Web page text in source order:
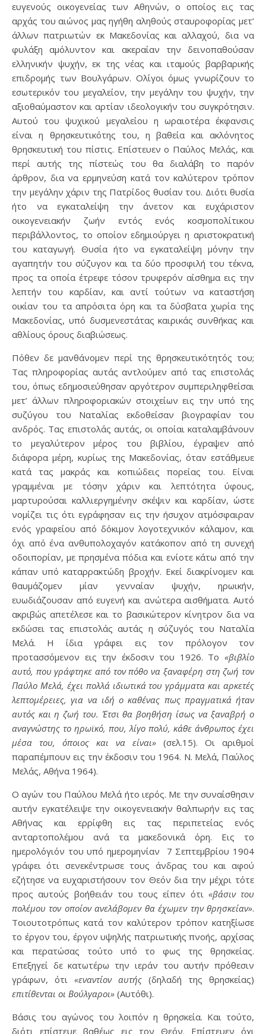
ευγενούς οικογενείας των Αθηνών, ο οποίος εις τας
αρχάς του αιώνος μας ηγήθη αληθούς σταυροφορίας μετ’
άλλων πατριωτών εκ Μακεδονίας και αλλαχού, δια να
φυλάξη αμόλυντον και ακεραίαν την δεινοπαθούσαν
ελληνικήν ψυχήν, εκ της νέας και ιταμούς βαρβαρικής
επιδρομής των Βουλγάρων. Ολίγοι όμως γνωρίζουν το
εσωτερικόν του μεγαλείον, την μεγάλην του ψυχήν, την
αξιοθαύμαστον και αρτίαν ιδεολογικήν του συγκρότησιν.
Αυτού του ψυχικού μεγαλείου η ωραιοτέρα έκφανσις
είναι η θρησκευτικότης του, η βαθεία και ακλόνητος
θρησκευτική του πίστις. Επίστευεν ο Παύλος Μελάς, και
περί αυτής της πίστεώς του θα διαλάβη το παρόν
άρθρον, δια να ερμηνεύση κατά τον καλύτερον τρόπον
την μεγάλην χάριν της Πατρίδος θυσίαν του. Διότι θυσία
ήτο να εγκαταλείψη την άνετον και ευχάριστον
οικογενειακήν ζωήν εντός ενός κοσμοπολίτικου
περιβάλλοντος, το οποίον εδημιούργει η αριστοκρατική
του καταγωγή. Θυσία ήτο να εγκαταλείψη μόνην την
αγαπητήν του σύζυγον και τα δύο προσφιλή του τέκνα,
προς τα οποία έτρεφε τόσον τρυφερόν αίσθημα εις την
λεπτήν του καρδίαν, και αντί τούτων να καταστήση
οικίαν του τα απρόσιτα όρη και τα δύσβατα χωρία της
Μακεδονίας, υπό δυσμενεστάτας καιρικάς συνθήκας και
αθλίους όρους διαβιώσεως.
Πόθεν δε μανθάνομεν περί της θρησκευτικότητός του;
Τας πληροφορίας αυτάς αντλούμεν από τας επιστολάς
του, όπως εδημοσιεύθησαν αργότερον συμπεριληφθείσαι
μετ’ άλλων πληροφοριακών στοιχείων εις την υπό της
συζύγου του Ναταλίας εκδοθείσαν βιογραφίαν του
ανδρός. Τας επιστολάς αυτάς, οι οποίαι καταλαμβάνουν
το μεγαλύτερον μέρος του βιβλίου, έγραψεν από
διάφορα μέρη, κυρίως της Μακεδονίας, όταν εστάθμευε
κατά τας μακράς και κοπιώδεις πορείας του. Είναι
γραμμέναι με τόσην χάριν και λεπτότητα ύφους,
μαρτυρούσαι καλλιεργημένην σκέψιν και καρδίαν, ώστε
νομίζει τις ότι εγράφησαν εις την ήσυχον ατμόσφαιραν
ενός γραφείου από δόκιμον λογοτεχνικόν κάλαμον, και
όχι από ένα ανθυπολοχαγόν κατάκοπον από τη συνεχή
οδοιπορίαν, με πρησμένα πόδια και ενίοτε κάτω από την
κάπαν υπό καταρρακτώδη βροχήν. Εκεί διακρίνομεν και
θαυμάζομεν μίαν γενναίαν ψυχήν, ηρωικήν,
ευωδιάζουσαν από ευγενή και ανώτερα αισθήματα. Αυτό
ακριβώς απετέλεσε και το βασικώτερον κίνητρον δια να
εκδώσει τας επιστολάς αυτάς η σύζυγός του Ναταλία
Μελά. Η ίδια γράφει εις τον πρόλογον τον
προτασσόμενον εις την έκδοσιν του 1926. Το «βιβλίο
αυτό, που γράφτηκε από τον πόθο να ξαναφέρη στη ζωή τον
Παύλο Μελά, έχει πολλά ιδιωτικά του γράμματα και αρκετές
λεπτομέρειες, για να ιδή ο καθένας πως πραγματικά ήταν
αυτός και η ζωή του. Έτσι θα βοηθήση ίσως να ξαναβρή ο
αναγνώστης το ηρωϊκό, που, λίγο πολύ, κάθε άνθρωπος έχει
μέσα του, όποιος και να είναι» (σελ.15). Οι αριθμοί
παραπέμπουν εις την έκδοσιν του 1964. Ν. Μελά, Παύλος
Μελάς, Αθήνα 1964).
Ο αγών του Παύλου Μελά ήτο ιερός. Με την συναίσθησιν
αυτήν εγκατέλειψε την οικογενειακήν θαλπωρήν εις τας
Αθήνας και ερρίφθη εις τας περιπετείας ενός
ανταρτοπολέμου ανά τα μακεδονικά όρη. Εις το
ημερολόγιόν του υπό ημερομηνίαν 7 Σεπτεμβρίου 1904
γράφει ότι σενεκέντρωσε τους άνδρας του και αφού
εζήτησε να ευχαριστήσουν τον Θεόν δια την μέχρι τότε
προς αυτούς βοήθειάν του τους είπεν ότι «βάσιν του
πολέμου τον οποίον ανελάβομεν θα έχωμεν την θρησκείαν».
Τοιουτοτρόπως κατά τον καλύτερον τρόπον κατηξίωσε
το έργον του, έργον υψηλής πατριωτικής πνοής, αρχίσας
και περατώσας τούτο υπό το φως της θρησκείας.
Επεξηγεί δε κατωτέρω την ιεράν του αυτήν πρόθεσιν
γράφων, ότι «εναντίον αυτής (δηλαδή της θρησκείας)
επιτίθενται οι Βούλγαροι» (Αυτόθι).
Βάσις του αγώνος του λοιπόν η θρησκεία. Και τούτο,
διότι επίστευε βαθέως εις τον Θεόν. Επίστευεν όχι